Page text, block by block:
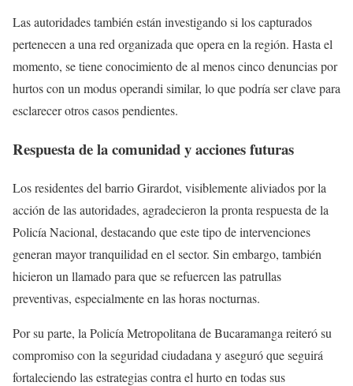
Las autoridades también están investigando si los capturados
pertenecen a una red organizada que opera en la región. Hasta el
momento, se tiene conocimiento de al menos cinco denuncias por
hurtos con un modus operandi similar, lo que podría ser clave para
esclarecer otros casos pendientes.
Respuesta de la comunidad y acciones futuras
Los residentes del barrio Girardot, visiblemente aliviados por la
acción de las autoridades, agradecieron la pronta respuesta de la
Policía Nacional, destacando que este tipo de intervenciones
generan mayor tranquilidad en el sector. Sin embargo, también
hicieron un llamado para que se refuercen las patrullas
preventivas, especialmente en las horas nocturnas.
Por su parte, la Policía Metropolitana de Bucaramanga reiteró su
compromiso con la seguridad ciudadana y aseguró que seguirá
fortaleciendo las estrategias contra el hurto en todas sus